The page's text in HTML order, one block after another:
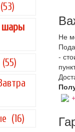
(53)
шары
(55)
(16)
Не
-